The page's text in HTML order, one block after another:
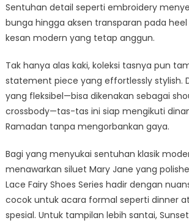
Sentuhan detail seperti embroidery
bunga hingga aksen transparan pada
kesan modern yang tetap anggun.
Tak hanya alas kaki, koleksi tasnya pun
statement piece yang effortlessly stylish.
yang fleksibel—bisa dikenakan sebagai
crossbody—tas-tas ini siap mengikuti
Ramadan tanpa mengorbankan gaya.
Bagi yang menyukai sentuhan klasik
menawarkan siluet Mary Jane yang
Lace Fairy Shoes Series hadir dengan
cocok untuk acara formal seperti dinner
spesial. Untuk tampilan lebih santai,